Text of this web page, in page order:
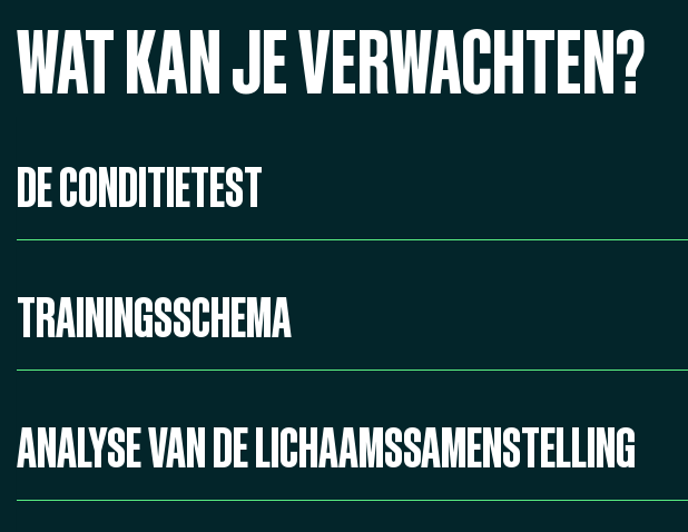
WAT KAN JE VERWACHTEN?
DE CONDITIETEST
TRAININGSSCHEMA
ANALYSE VAN DE LICHAAMSSAMENSTELLING